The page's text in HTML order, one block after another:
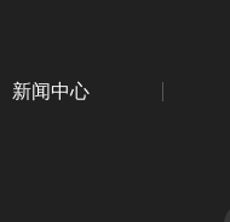
新闻中心